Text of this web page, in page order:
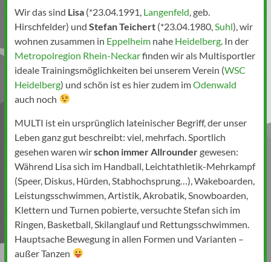
Wir das sind Lisa (*23.04.1991, Langenfeld , geb.
Hirschfelder) undStefan Teichert (*23.04.1980, Suhl), wir
wohnen zusammen in Eppelheim nahe Heidelberg . In der
Metropolregion Rhein-Neckarfinden wir als Multisportler
ideale Trainingsmöglichkeiten bei unserem Verein (WSC
Heidelberg) und schön ist es hier zudem imOdenwald
auch noch
MULTI ist ein ursprünglich lateinischer Begriff, der unser
Leben ganz gut beschreibt: viel, mehrfach. Sportlich
gesehen waren wirschon immer Allroundergewesen:
Während Lisa sich im Handball, Leichtathletik-Mehrkampf
(Speer, Diskus, Hürden, Stabhochsprung…), Wakeboarden,
Leistungsschwimmen, Artistik, Akrobatik, Snowboarden,
Klettern und Turnen pobierte, versuchte Stefan sich im
Ringen, Basketball, Skilanglauf und Rettungsschwimmen.
Hauptsache Bewegung in allen Formen und Varianten –
außer Tanzen